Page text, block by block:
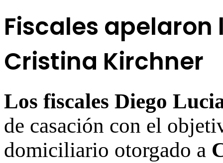
Fiscales
Cristina Kirchner
Los fiscales Diego
de casación con el
domiciliario otorgado a